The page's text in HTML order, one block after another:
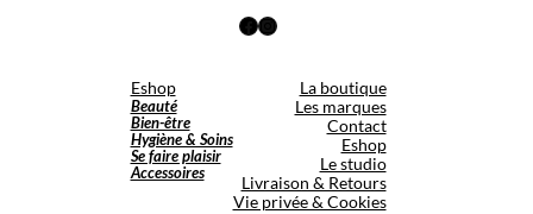
Facebook
Instagram
Eshop
Beauté
Bien-être
Hygiène & Soins
Se faire plaisir
Accessoires
La boutique
Les marques
Contact
Eshop
Le studio
Livraison & Retours
Vie privée & Cookies